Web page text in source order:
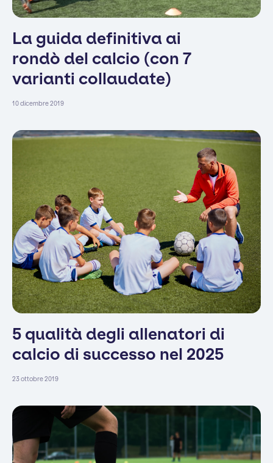
La guida definitiva ai
rondò del calcio (con 7
varianti collaudate)
10 dicembre 2019
5 qualità degli allenatori di
calcio di successo nel 2025
23 ottobre 2019